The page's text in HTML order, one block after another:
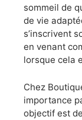
sommeil de
de vie
s’inscrivent
en venant
lorsque cela
Chez
importance
objectif est